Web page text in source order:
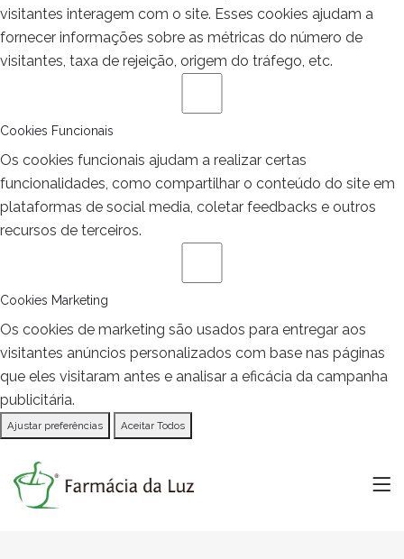
visitantes interagem com o site. Esses cookies ajudam a
fornecer informações sobre as métricas do número de
visitantes, taxa de rejeição, origem do tráfego, etc.
Cookies Funcionais
Os cookies funcionais ajudam a realizar certas
funcionalidades, como compartilhar o conteúdo do site em
plataformas de social media, coletar feedbacks e outros
recursos de terceiros.
Cookies Marketing
Os cookies de marketing são usados para entregar aos
visitantes anúncios personalizados com base nas páginas
que eles visitaram antes e analisar a eficácia da campanha
publicitária.
Ajustar preferências Aceitar Todos